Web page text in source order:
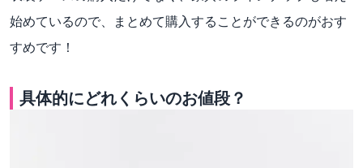
始めているので、まとめて購入することができるのがおす
すめです！
具体的にどれくらいのお値段？